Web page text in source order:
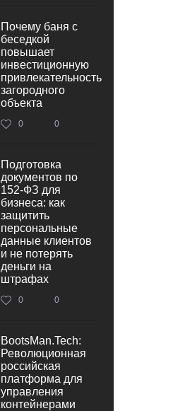
Почему баня с
беседкой
повышает
инвестиционную
привлекательность
загородного
объекта
0 0
Подготовка
документов по
152‑ФЗ для
бизнеса: как
защитить
персональные
данные клиентов
и не потерять
деньги на
штрафах
0 0
BootsMan.Tech:
Революционная
российская
платформа для
управления
контейнерами